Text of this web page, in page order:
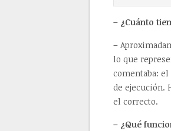
– ¿Cuánto
–
lo que
comentaba:
de ejecución.
el correcto.
– ¿Qué